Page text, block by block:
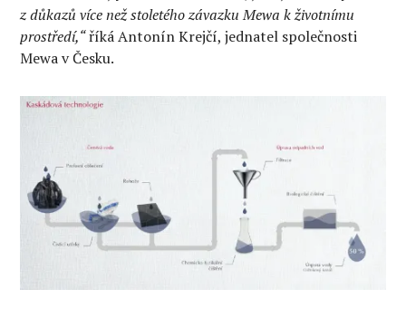
z důkazů více než stoletého závazku Mewa k životnímu
prostředí,“říká Antonín Krejčí, jednatel společnosti
Mewa v Česku.